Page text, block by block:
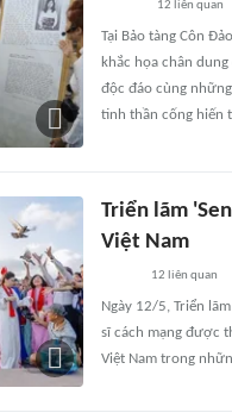
12 liên quan
Tại Bảo tàng Côn
khắc họa chân
độc đáo cùng
tinh thần cống hiến
Triển lãm
Việt Nam
12 liên quan
Ngày 12/5, Triển
sĩ cách mạng được
Việt Nam trong